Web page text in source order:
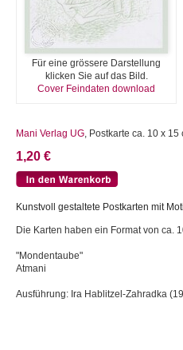
Für eine grössere Darstellung
klicken Sie auf das Bild.
Cover Feindaten download
Mani Verlag UG, Postkarte ca. 10 x 15
1,20 €
Kunstvoll gestaltete Postkarten mit
Die Karten haben ein Format von ca.
"Mondentaube"
Atmani
Ausführung: Ira Hablitzel-Zahradka